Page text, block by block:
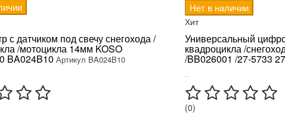
Нет в наличии
с датчиком под свечу снегохода /
/мотоцикла 14мм KOSO
BA024B10 Артикул BA024B10
Хит
Универсальный
квадроцикла /
/BB026001 /27-5733
(0)